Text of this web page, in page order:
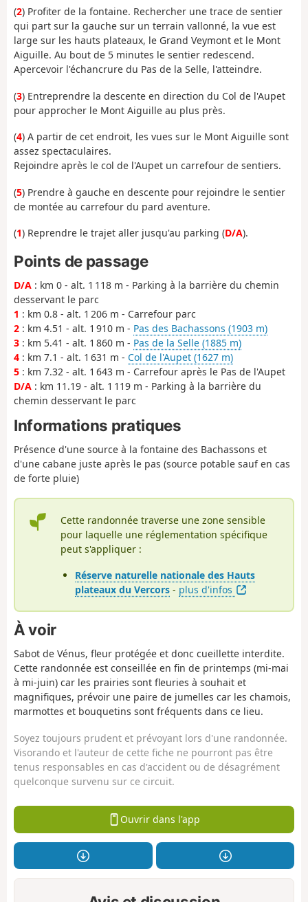
(2) Profiter de la fontaine. Rechercher une trace de sentier
qui part sur la gauche sur un terrain vallonné, la vue est
large sur les hauts plateaux, le Grand Veymont et le Mont
Aiguille. Au bout de 5 minutes le sentier redescend.
Apercevoir l'échancrure du Pas de la Selle, l'atteindre.
(3) Entreprendre la descente en direction du Col de l'Aupet
pour approcher le Mont Aiguille au plus près.
(4) A partir de cet endroit, les vues sur le Mont Aiguille sont
assez spectaculaires.
Rejoindre après le col de l'Aupet un carrefour de sentiers.
(5) Prendre à gauche en descente pour rejoindre le sentier
de montée au carrefour du pard aventure.
(1) Reprendre le trajet aller jusqu'au parking (D/A).
Points de passage
D/A : km 0 - alt. 1 118 m - Parking à la barrière du chemin
desservant le parc
1 : km 0.8 - alt. 1 206 m - Carrefour parc
2 : km 4.51 - alt. 1 910 m - Pas des Bachassons (1903 m)
3 : km 5.41 - alt. 1 860 m - Pas de la Selle (1885 m)
4 : km 7.1 - alt. 1 631 m - Col de l'Aupet (1627 m)
5 : km 7.32 - alt. 1 643 m - Carrefour après le Pas de l'Aupet
D/A : km 11.19 - alt. 1 119 m - Parking à la barrière du
chemin desservant le parc
Informations pratiques
Présence d'une source à la fontaine des Bachassons et
d'une cabane juste après le pas (source potable sauf en cas
de forte pluie)
Cette randonnée traverse une zone sensible
pour laquelle une réglementation spécifique
peut s'appliquer :
Réserve naturelle nationale des Hauts
plateaux du Vercors - plus d'infos
À voir
Sabot de Vénus, fleur protégée et donc cueillette interdite.
Cette randonnée est conseillée en fin de printemps (mi-mai
à mi-juin) car les prairies sont fleuries à souhait et
magnifiques, prévoir une paire de jumelles car les chamois,
marmottes et bouquetins sont fréquents dans ce lieu.
Soyez toujours prudent et prévoyant lors d'une randonnée.
Visorando et l'auteur de cette fiche ne pourront pas être
tenus responsables en cas d'accident ou de désagrément
quelconque survenu sur ce circuit.
Ouvrir dans l'app